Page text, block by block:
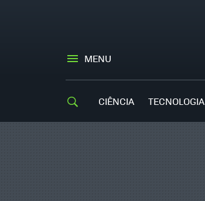
MENU
CIÊNCIA TECNOLOGIA